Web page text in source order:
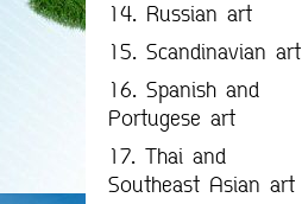
14. Russian art
15. Scandinavian art
16. Spanish and
Portugese art
17. Thai and
Southeast Asian art